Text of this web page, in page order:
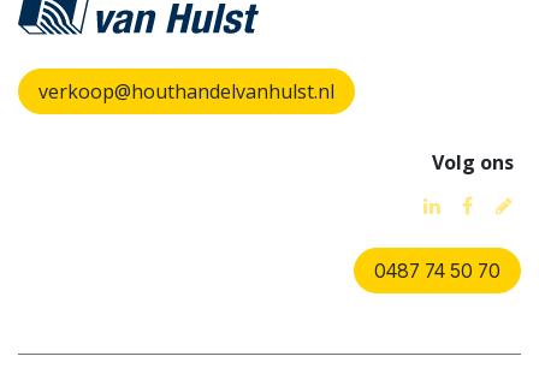
verkoop@houthandelvanhulst.nl
Volg ons
0487 74 50 70